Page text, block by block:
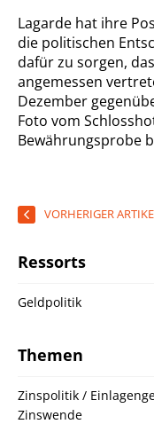
Lagarde hat ihre
die politischen
dafür zu sorgen,
angemessen
Dezember
Foto vom
Bewährungsprobe
VORHERIGER
Ressorts
Geldpolitik
Themen
Zinspolitik /
Zinswende